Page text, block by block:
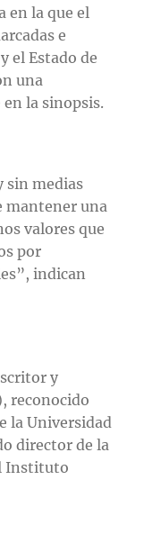
en la que el
e
el Estado de
una
la sinopsis.
sin medias
mantener una
valores que
por
indican
y
reconocido
la Universidad
director de la
Instituto